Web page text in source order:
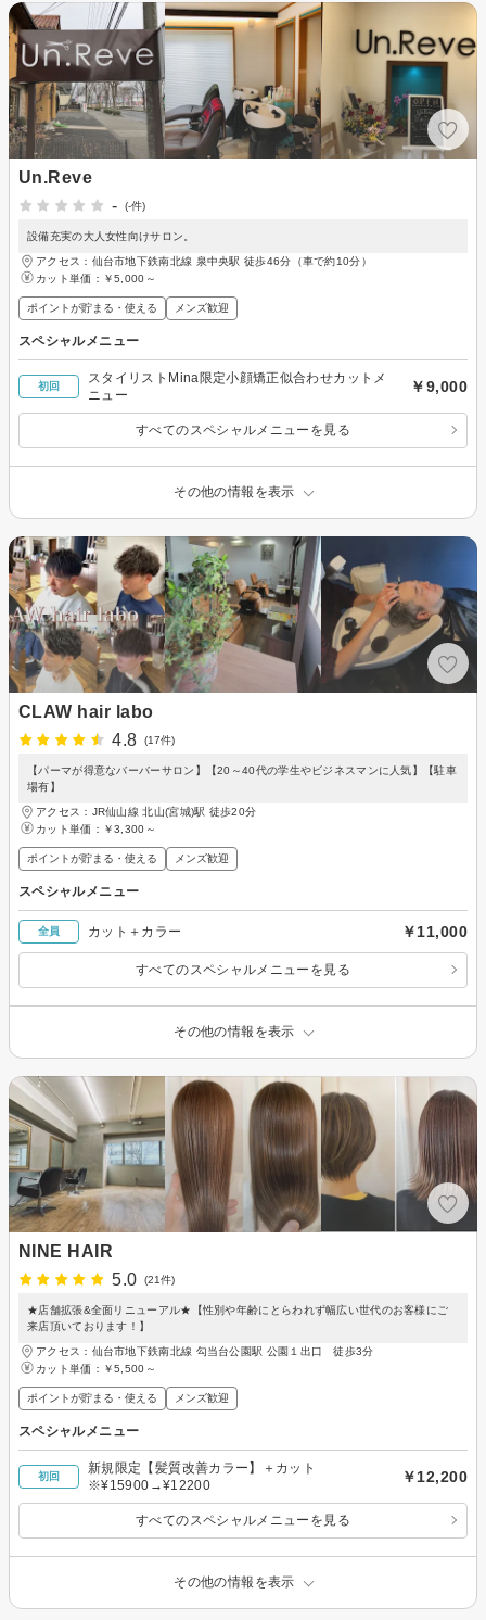
Un.Reve
-
(-件)
設備充実の大人女性向けサロン。
アクセス：仙台市地下鉄南北線 泉中央駅 徒歩46分（車で約10分）
カット単価： ￥5,000～
ポイントが貯まる・使える メンズ歓迎
スペシャルメニュー
初回
スタイリストMina限定小顔矯正似合わせカットメ
ニュー
￥9,000
すべてのスペシャルメニューを見る
その他の情報を表示
CLAW hair labo
4.8
(17件)
【パーマが得意なバーバーサロン】【20～40代の学生やビジネスマンに人気】【駐車
場有】
アクセス：JR仙山線 北山(宮城)駅 徒歩20分
カット単価： ￥3,300～
ポイントが貯まる・使える メンズ歓迎
スペシャルメニュー
全員 カット＋カラー ￥11,000
すべてのスペシャルメニューを見る
その他の情報を表示
NINE HAIR
5.0
(21件)
★店舗拡張&全面リニューアル★【性別や年齢にとらわれず幅広い世代のお客様にご
来店頂いております！】
アクセス：仙台市地下鉄南北線 勾当台公園駅 公園１出口 徒歩3分
カット単価： ￥5,500～
ポイントが貯まる・使える メンズ歓迎
スペシャルメニュー
初回
新規限定【髪質改善カラー】＋カット
※¥15900→¥12200
￥12,200
すべてのスペシャルメニューを見る
その他の情報を表示